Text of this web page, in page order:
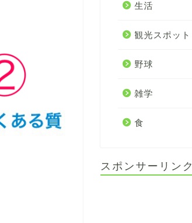
生活
観光スポット
野球
雑学
食
スポンサーリンク